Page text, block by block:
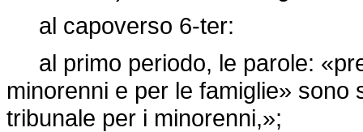
al capoverso 6-ter:
al primo periodo, le parole:
minorenni e per le famiglie»
tribunale per i minorenni,»;